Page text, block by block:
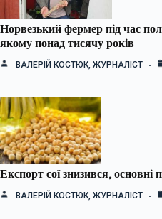
Норвезький фермер під час
якому понад тисячу років
ВАЛЕРІЙ КОСТЮК, ЖУРНАЛІСТ
Експорт сої знизився, основні
ВАЛЕРІЙ КОСТЮК, ЖУРНАЛІСТ